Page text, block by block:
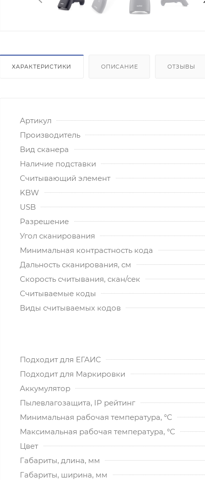
ХАРАКТЕРИСТИКИ ОПИСАНИЕ ОТЗЫВЫ
Артикул
Производитель
Вид сканера
Наличие подставки
Считывающий элемент
KBW
USB
Разрешение
Угол сканирования
Минимальная контрастность кода
Дальность сканирования, см
Скорость считывания, скан/сек
Считываемые коды
Виды считываемых кодов
Подходит для ЕГАИС
Подходит для Маркировки
Аккумулятор
Пылевлагозащита, IP рейтинг
Минимальная рабочая температура, °C
Максимальная рабочая температура, °C
Цвет
Габариты, длина, мм
Габариты, ширина, мм